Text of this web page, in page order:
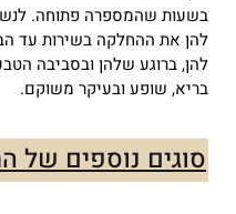
בשעות שהמספרה פתוחה.
להן את ההחלקה בשירות עד
להן, ברוגע שלהן ובסביבה
בריא, שופע ובעיקר משוקם.
סוגים נוספים של